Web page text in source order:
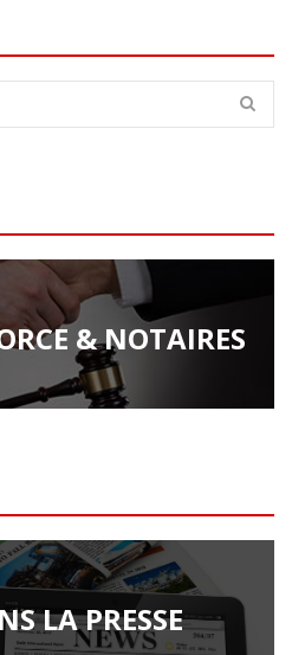
& NOTAIRES
LA PRESSE